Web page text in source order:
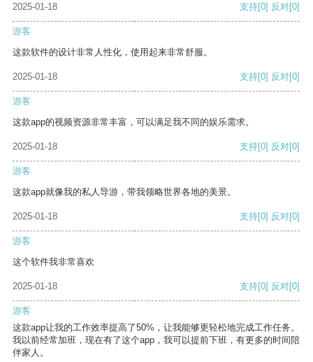
2025-01-18 支持[0] 反对[0]
游客
这款软件的设计非常人性化，使用起来非常舒服。
2025-01-18 支持[0] 反对[0]
游客
这款app的视频资源非常丰富，可以满足我不同的娱乐需求。
2025-01-18 支持[0] 反对[0]
游客
这款app就像我的私人导游，带我领略世界各地的美景。
2025-01-18 支持[0] 反对[0]
游客
这个软件我非常喜欢
2025-01-18 支持[0] 反对[0]
游客
这款app让我的工作效率提高了50%，让我能够更轻松地完成工作任务。
我以前经常加班，现在有了这个app，我可以提前下班，有更多的时间陪
伴家人。